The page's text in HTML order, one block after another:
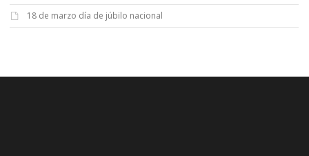
18 de marzo día de júbilo nacional